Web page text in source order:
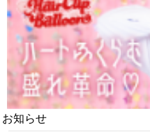
お知らせ